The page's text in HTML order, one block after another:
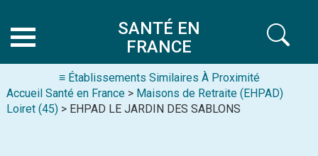
SANTÉ EN
FRANCE
≡ Établissements Similaires À Proximité
Accueil Santé en France > Maisons de Retraite (EHPAD)
Loiret (45) > EHPAD LE JARDIN DES SABLONS